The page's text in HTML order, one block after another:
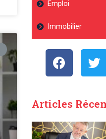
Emploi
Immobilier
Articles